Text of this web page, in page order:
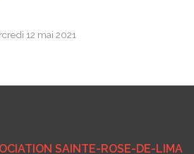
12 mai 2021
SAINTE-ROSE-DE-LIMA